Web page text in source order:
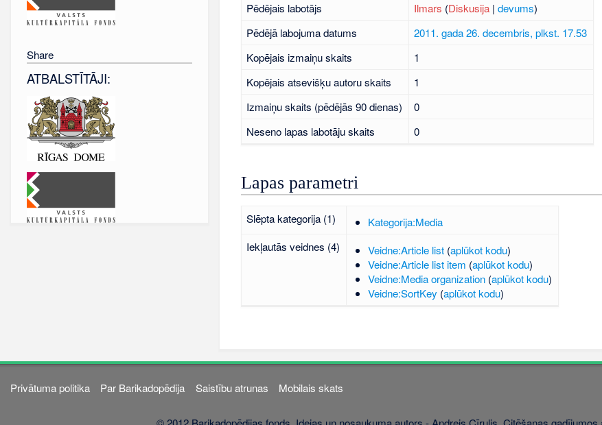
Pēdējais labotājs
Ilmars (Diskusija |devums)
Pēdējā labojuma datums
2011. gada 26. decembris, plkst. 17.53
Kopējais izmaiņu skaits
1
Kopējais atsevišķu autoru skaits
1
Izmaiņu skaits (pēdējās 90 dienas)
0
Neseno lapas labotāju skaits
0
Lapas parametri
Slēpta kategorija (1)
Kategorija:Media
Iekļautās veidnes (4)
Veidne:Article list (aplūkot kodu)
Veidne:Article list item (aplūkot kodu)
Veidne:Media organization (aplūkot kodu)
Veidne:SortKey (aplūkot kodu)
Share
ATBALSTĪTĀJI:
Privātuma politika Par Barikadopēdija Saistību atrunas Mobilais skats